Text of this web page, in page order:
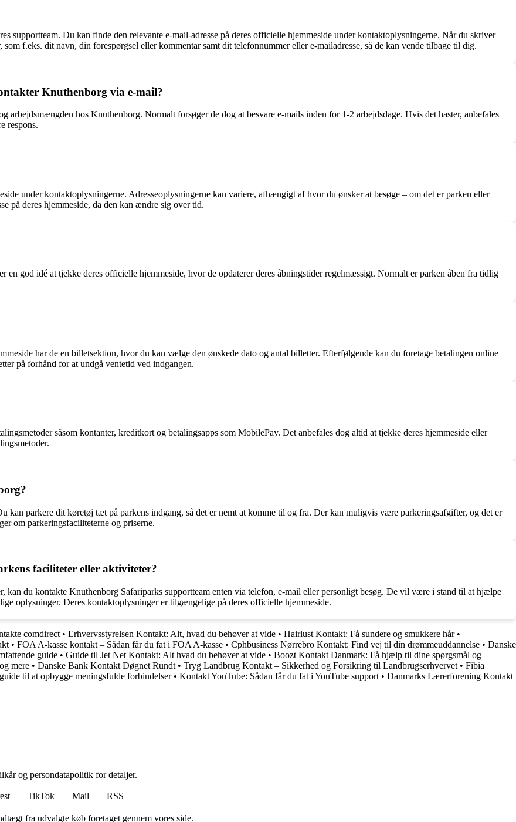
supportteam. Du kan finde den relevante e-mail-adresse på deres officielle hjemmeside under kontaktoplysningerne. Når du skriver
f.eks. dit navn, din forespørgsel eller kommentar samt dit telefonnummer eller e-mailadresse, så de kan vende tilbage til dig.
Knuthenborg via e-mail?
arbejdsmængden hos Knuthenborg. Normalt forsøger de dog at besvare e-mails inden for 1-2 arbejdsdage. Hvis det haster, anbefales
respons.
under kontaktoplysningerne. Adresseoplysningerne kan variere, afhængigt af hvor du ønsker at besøge – om det er parken eller
på deres hjemmeside, da den kan ændre sig over tid.
god idé at tjekke deres officielle hjemmeside, hvor de opdaterer deres åbningstider regelmæssigt. Normalt er parken åben fra tidlig
har de en billetsektion, hvor du kan vælge den ønskede dato og antal billetter. Efterfølgende kan du foretage betalingen online
på forhånd for at undgå ventetid ved indgangen.
såsom kontanter, kreditkort og betalingsapps som MobilePay. Det anbefales dog altid at tjekke deres hjemmeside eller
kan parkere dit køretøj tæt på parkens indgang, så det er nemt at komme til og fra. Der kan muligvis være parkeringsafgifter, og det er
om parkeringsfaciliteterne og priserne.
faciliteter eller aktiviteter?
kan du kontakte Knuthenborg Safariparks supportteam enten via telefon, e-mail eller personligt besøg. De vil være i stand til at hjælpe
oplysninger. Deres kontaktoplysninger er tilgængelige på deres officielle hjemmeside.
comdirect • Erhvervsstyrelsen Kontakt: Alt, hvad du behøver at vide • Hairlust Kontakt: Få sundere og smukkere hår•
• FOA A-kasse kontakt – Sådan får du fat i FOA A-kasse • Cphbusiness Nørrebro Kontakt: Find vej til din drømmeuddannelse • Danske
guide • Guide til Jet Net Kontakt: Alt hvad du behøver at vide • Boozt Kontakt Danmark: Få hjælp til dine spørgsmål og
mere • Danske Bank Kontakt Døgnet Rundt • Tryg Landbrug Kontakt – Sikkerhed og Forsikring til Landbrugserhvervet • Fibia
til at opbygge meningsfulde forbindelser• Kontakt YouTube: Sådan får du fat i YouTube support • Danmarks Lærerforening Kontakt
og persondatapolitik for detaljer.
TikTok Mail
RSS
fra udvalgte køb foretaget gennem vores side.